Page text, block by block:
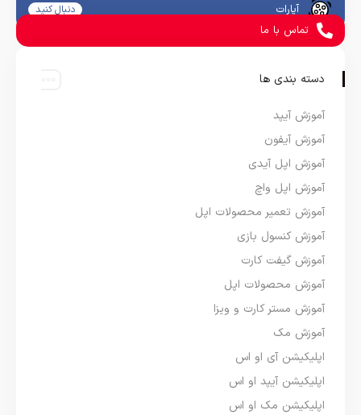
آپارات دنبال کنید
تماس با ما
دسته بندی ها
آموزش آیپد
آموزش آیفون
آموزش اپل آیدی
آموزش اپل واچ
آموزش تعمیر محصولات اپل
آموزش کنسول بازی
آموزش گیفت کارت
آموزش محصولات اپل
آموزش مستر کارت و ویزا
آموزش مک
اپلیکیشن آی او اس
اپلیکیشن آیپد او اس
اپلیکیشن مک او اس